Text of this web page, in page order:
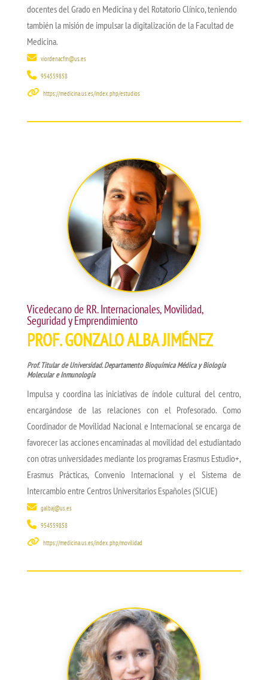
docentes del Grado en Medicina y del Rotatorio Clínico, teniendo
también la misión de impulsar la digitalización de la Facultad de
Medicina.
viordenacfm@us.es
954559858
https://medicina.us.es/index.php/estudios
Vicedecano de RR. Internacionales, Movilidad,
Seguridad y Emprendimiento
PROF. GONZALO ALBA JIMÉNEZ
Prof. Titular de Universidad. Departamento Bioquímica Médica y Biología
Molecular e Inmunología
Impulsa y coordina las iniciativas de índole cultural del centro,
encargándose de las relaciones con el Profesorado. Como
Coordinador de Movilidad Nacional e Internacional se encarga de
favorecer las acciones encaminadas al movilidad del estudiantado
con otras universidades mediante los programas Erasmus Estudio+,
Erasmus Prácticas, Convenio Internacional y el Sistema de
Intercambio entre Centros Universitarios Españoles (SICUE)
galbaj@us.es
954559858
https://medicina.us.es/index.php/movilidad